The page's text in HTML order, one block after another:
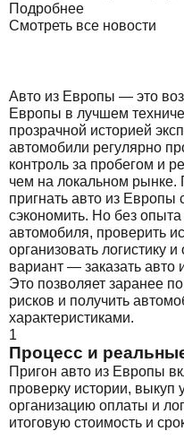
Подробнее
Смотреть все новости
Авто из Европы — это
Европы в лучшем
прозрачной историей
автомобили регулярно
контроль за пробегом и
чем на локальном рынке.
пригнать авто из Европы
сэкономить. Но без
автомобиля, проверить
организовать
вариант — заказать
Это позволяет заранее
рисков и получить
характеристиками.
1
Процесс и
Пригон авто из Европы
проверку истории, выкуп
организацию оплаты и
итоговую стоимость и